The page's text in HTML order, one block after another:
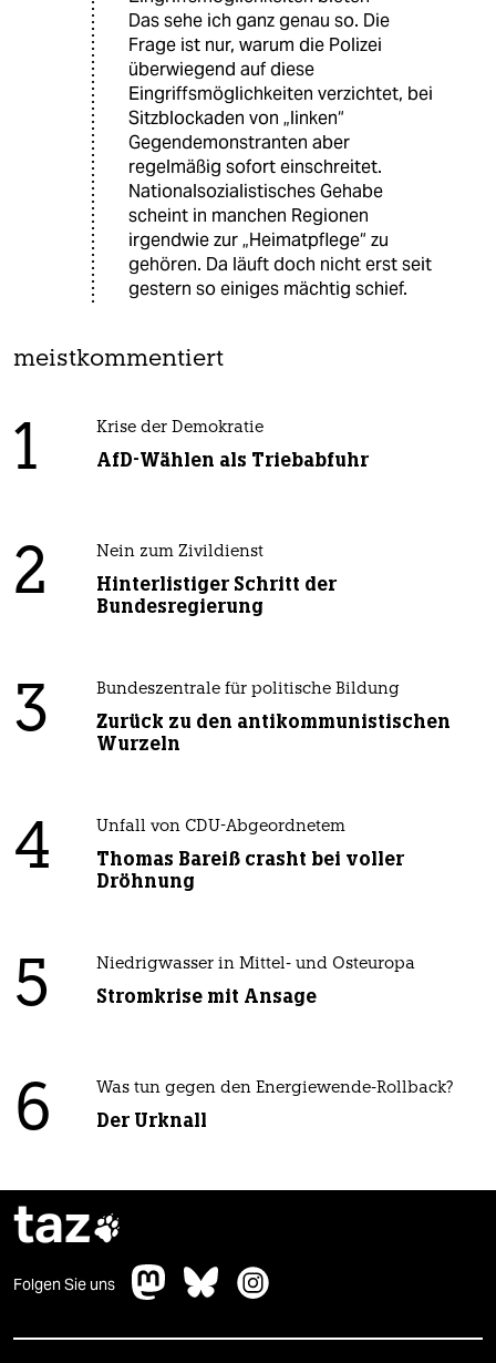
Das sehe ich ganz genau so. Die
Frage ist nur, warum die Polizei
überwiegend auf diese
Eingriffsmöglichkeiten verzichtet, bei
Sitzblockaden von „linken“
Gegendemonstranten aber
regelmäßig sofort einschreitet.
Nationalsozialistisches Gehabe
scheint in manchen Regionen
irgendwie zur „Heimatpflege“ zu
gehören. Da läuft doch nicht erst seit
gestern so einiges mächtig schief.
meistkommentiert
1 Krise der Demokratie
AfD-Wählen als Triebabfuhr
2 Nein zum Zivildienst
Hinterlistiger Schritt der
Bundesregierung
3 Bundeszentrale für politische Bildung
Zurück zu den antikommunistischen
Wurzeln
4 Unfall von CDU-Abgeordnetem
Thomas Bareiß crasht bei voller
Dröhnung
5 Niedrigwasser in Mittel- und Osteuropa
Stromkrise mit Ansage
6 Was tun gegen den Energiewende-Rollback?
Der Urknall
taz
Folgen Sie uns